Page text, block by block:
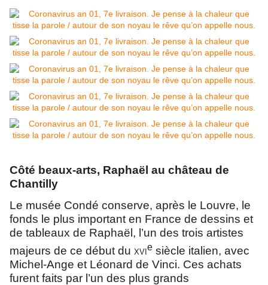
Côté beaux-arts, Raphaël au château de
Chantilly
Le musée Condé conserve, après le Louvre, le
fonds le plus important en France de dessins et
de tableaux de Raphaël, l’un des trois artistes
majeurs de ce début du xvie siècle italien, avec
Michel-Ange et Léonard de Vinci. Ces achats
furent faits par l’un des plus grands